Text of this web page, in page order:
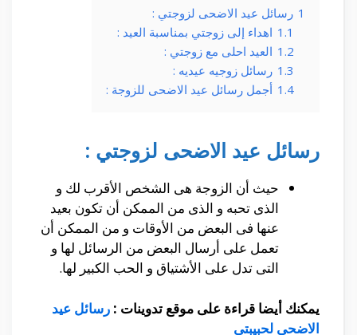
1 رسائل عيد الاضحى لزوجتي :
1.1 اهداء إلى زوجتي بمناسبة العيد :
1.2 العيد احلى مع زوجتي :
1.3 رسائل زوجيه عيديه :
1.4 أجمل رسائل عيد الاضحى للزوجة :
رسائل عيد الاضحى لزوجتي :
حيث أن الزوجة هى الشخص الأقرب لك و
الذى تحبه و الذى من الممكن أن تكون بعيد
عنها فى البعض من الأوقات و من الممكن أن
تعمل على أرسال البعض من الرسائل لها و
التى تدل على الأشتياق و الحب الكبير لها.
يمكنك أيضا قراءة على موقع تدوينات : رسائل عيد
الاضحى لحبيبتي